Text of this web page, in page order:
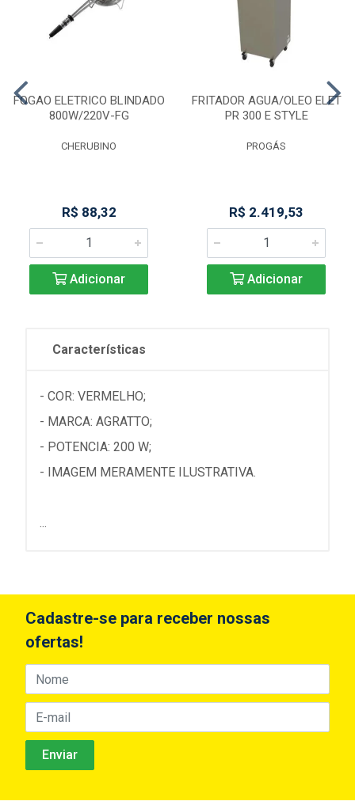
FOGAO ELETRICO BLINDADO
800W/220V-FG
CHERUBINO
R$ 88,32
Adicionar
FRITADOR AGUA/OLEO ELET
PR 300 E STYLE
PROGÁS
R$ 2.419,53
Adicionar
Características
- COR: VERMELHO;
- MARCA: AGRATTO;
- POTENCIA: 200 W;
- IMAGEM MERAMENTE ILUSTRATIVA.
...
Cadastre-se para receber nossas
ofertas!